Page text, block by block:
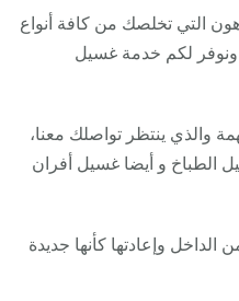
التي تخلصك من كافة أنواع
ونوفر لكم خدمة غسيل
والذي ينتظر تواصلك معنا،
الطباخ و أيضا غسيل أفران
وإعادتها كأنها جديدة